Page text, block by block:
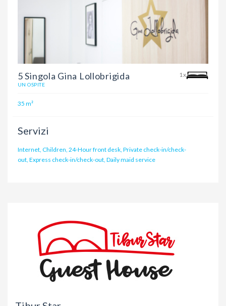
5 Singola Gina Lollobrigida 1x
UN OSPITE
35 m²
Servizi
Internet, Children, 24-Hour front desk, Private check-in/check-
out, Express check-in/check-out, Daily maid service